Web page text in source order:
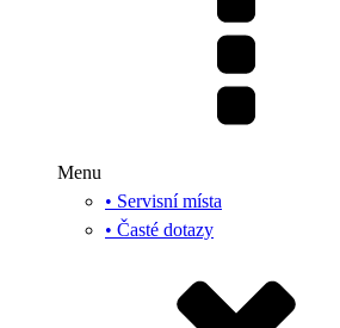
Menu
• Servisní místa
• Časté dotazy